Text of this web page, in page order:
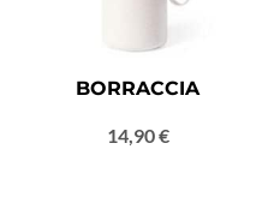
BORRACCIA
14,90€